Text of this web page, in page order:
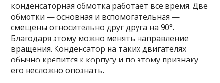
конденсаторная обмотка работает все время. Две
обмотки — основная и вспомогательная —
смещены относительно друг друга на 90°.
Благодаря этому можно менять направление
вращения. Конденсатор на таких двигателях
обычно крепится к корпусу и по этому признаку
его несложно опознать.